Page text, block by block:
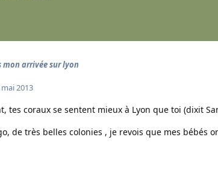
mon arrivée sur lyon
2013
tes coraux se sentent mieux à Lyon que toi (dixit
de très belles colonies , je revois que mes bébés